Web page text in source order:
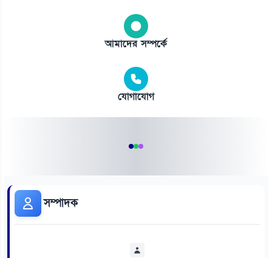
আমাদের সম্পর্কে
যোগাযোগ
সম্পাদক